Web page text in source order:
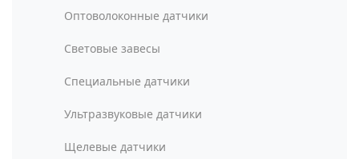
Оптоволоконные датчики
Световые завесы
Специальные датчики
Ультразвуковые датчики
Щелевые датчики